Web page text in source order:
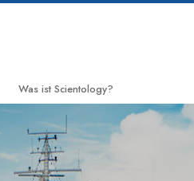
Was ist Scientology?
Anschauungen und Praxis
Scientology Bekenntnisse und
Kodizes